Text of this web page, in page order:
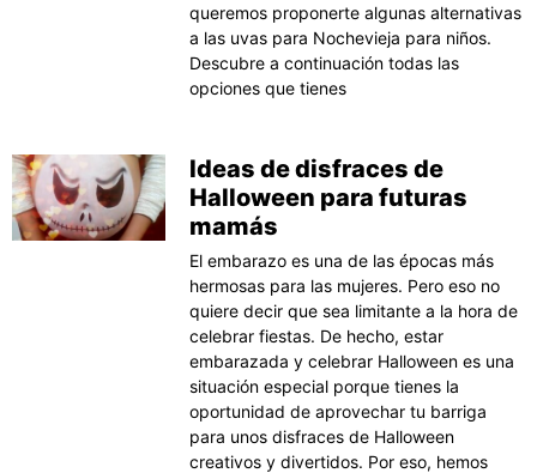
queremos proponerte algunas alternativas
a las uvas para Nochevieja para niños.
Descubre a continuación todas las
opciones que tienes
Ideas de disfraces de
Halloween para futuras
mamás
El embarazo es una de las épocas más
hermosas para las mujeres. Pero eso no
quiere decir que sea limitante a la hora de
celebrar fiestas. De hecho, estar
embarazada y celebrar Halloween es una
situación especial porque tienes la
oportunidad de aprovechar tu barriga
para unos disfraces de Halloween
creativos y divertidos. Por eso, hemos